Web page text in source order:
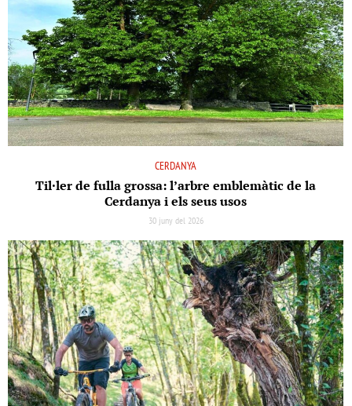
CERDANYA
Til·ler de fulla grossa: l’arbre emblemàtic de la
Cerdanya i els seus usos
30 juny del 2026